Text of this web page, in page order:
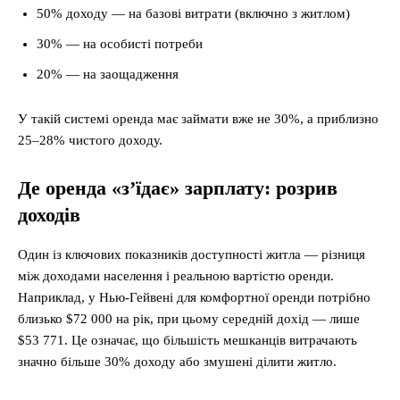
50% доходу — на базові витрати (включно з житлом)
30% — на особисті потреби
20% — на заощадження
У такій системі оренда має займати вже не 30%, а приблизно
25–28% чистого доходу.
Де оренда «з’їдає» зарплату: розрив
доходів
Один із ключових показників доступності житла — різниця
між доходами населення і реальною вартістю оренди.
Наприклад, у Нью-Гейвені для комфортної оренди потрібно
близько $72 000 на рік, при цьому середній дохід — лише
$53 771. Це означає, що більшість мешканців витрачають
значно більше 30% доходу або змушені ділити житло.